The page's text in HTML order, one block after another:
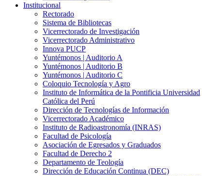
Institucional
Rectorado
Sistema de Bibliotecas
Vicerrectorado de Investigación
Vicerrectorado Administrativo
Innova PUCP
Yuntémonos | Auditorio A
Yuntémonos | Auditorio B
Yuntémonos | Auditorio C
Coloquio Tecnología y Agro
Instituto de Informática de la Pontificia Universidad
Católica del Perú
Dirección de Tecnologías de Información
Vicerrectorado Académico
Instituto de Radioastronomía (INRAS)
Facultad de Psicología
Asociación de Egresados y Graduados
Facultad de Derecho 2
Departamento de Teología
Dirección de Educación Continua (DEC)